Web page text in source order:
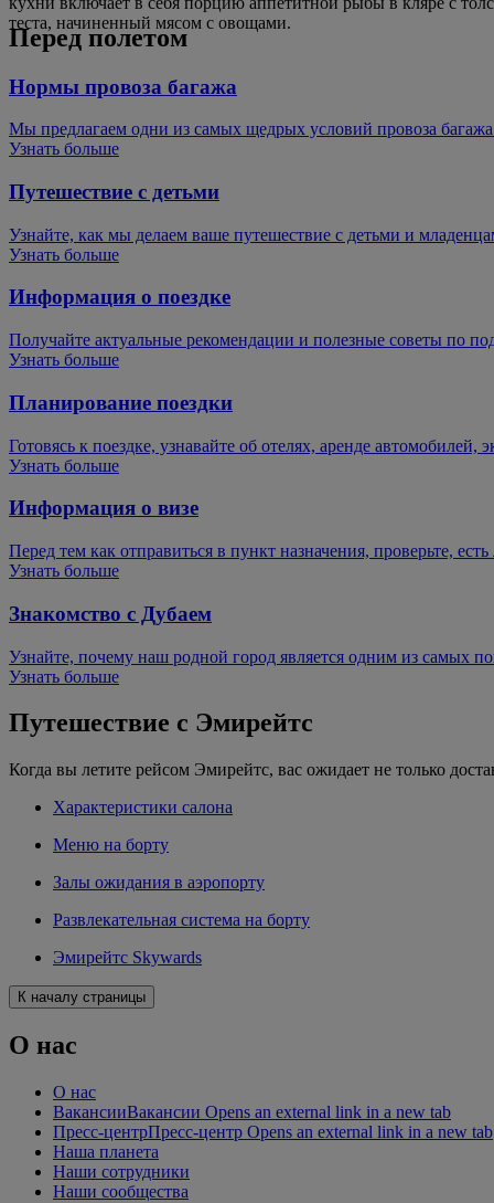
теста, начиненный мясом с овощами.
Перед полетом
Нормы провоза багажа
Мы предлагаем одни из самых щедрых условий провоза
Узнать больше
Путешествие с детьми
Узнайте, как мы делаем ваше путешествие с детьми и
Узнать больше
Информация о поездке
Получайте актуальные рекомендации и полезные советы по
Узнать больше
Планирование поездки
Готовясь к поездке, узнавайте об отелях, аренде автомобилей,
Узнать больше
Информация о визе
Перед тем как отправиться в пункт назначения, проверьте,
Узнать больше
Знакомство с Дубаем
Узнайте, почему наш родной город является одним из самых
Узнать больше
Путешествие с Эмирейтс
Когда вы летите рейсом Эмирейтс, вас ожидает не только
Характеристики салона
Меню на борту
Залы ожидания в аэропорту
Развлекательная система на борту
Эмирейтс Skywards
К началу страницы
О нас
О нас
ВакансииВакансии Opens an external link in a new tab
Пресс-центрПресс-центр Opens an external link in a new tab
Наша планета
Наши сотрудники
Наши сообщества